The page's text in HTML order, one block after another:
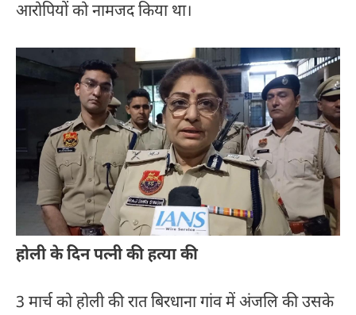
आरोपियों को नामजद किया था।
होली के दिन पत्नी की हत्या की
3 मार्च को होली की रात बिरधाना गांव में अंजलि की उसके